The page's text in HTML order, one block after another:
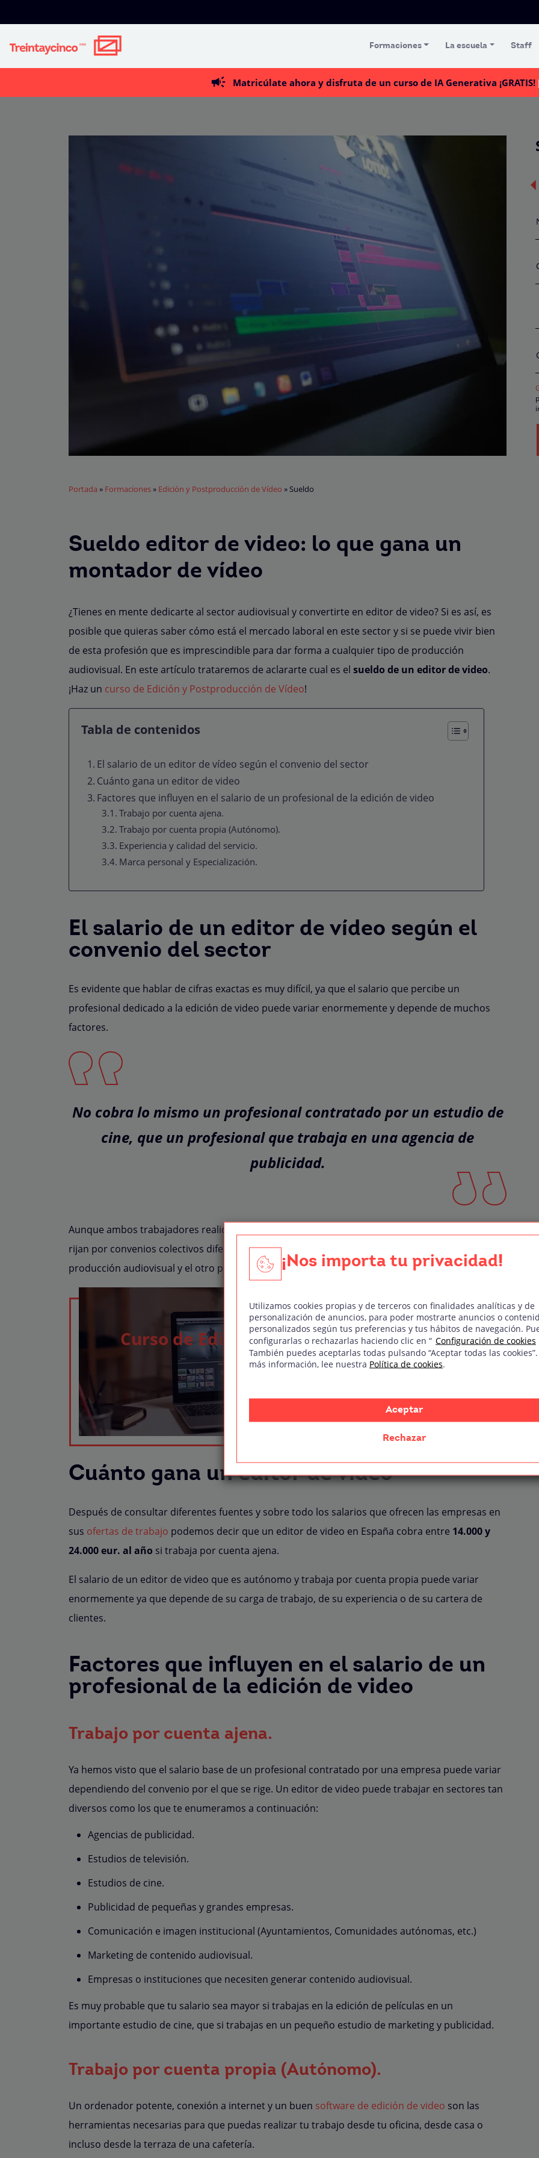
Formaciones La escuela Staff
Matricúlate ahora y disfruta de un curso de IA Generativa ¡GRATIS!
Portada » Formaciones» Edición y Postproducción de Vídeo »Sueldo
Sueldo editor de video: lo que gana un
montador de vídeo
¿Tienes en mente dedicarte al sector audiovisual y convertirte en editor de video? Si es así, es
posible que quieras saber cómo está el mercado laboral en este sector y si se puede vivir bien
de esta profesión que es imprescindible para dar forma a cualquier tipo de producción
audiovisual. En este artículo trataremos de aclararte cual es el sueldo de un editor de video.
¡Haz un curso de Edición y Postproducción de Vídeo!
Tabla de contenidos
El salario de un editor de vídeo según el convenio del sector
Cuánto gana un editor de video
Factores que influyen en el salario de un profesional de la edición de video
Trabajo por cuenta ajena.
Trabajo por cuenta propia (Autónomo).
Experiencia y calidad del servicio.
Marca personal y Especialización.
El salario de un editor de vídeo según el
convenio del sector
Es evidente que hablar de cifras exactas es muy difícil, ya que el salario que percibe un
profesional dedicado a la edición de video puede variar enormemente y depende de muchos
factores.
No cobra lo mismo un profesional contratado por un estudio de
cine, que un profesional que trabaja en una agencia de
publicidad.
Aunque ambos trabajadores realicen tareas similares lo más probable es que sus salarios se
rijan por convenios colectivos diferentes; uno por el Convenio colectivo de la industria de la
producción audiovisual y el otro por el Convenio colectivo del sector de empresas de publicidad.
Consigue el temario gratis del
Curso de Edición y Postproducción de Vídeo
Cuánto gana un editor de video
Después de consultar diferentes fuentes y sobre todo los salarios que ofrecen las empresas en
sus ofertas de trabajo podemos decir que un editor de video en España cobra entre 14.000 y
24.000 eur. al año si trabaja por cuenta ajena.
El salario de un editor de video que es autónomo y trabaja por cuenta propia puede variar
enormemente ya que depende de su carga de trabajo, de su experiencia o de su cartera de
clientes.
Factores que influyen en el salario de un
profesional de la edición de video
Trabajo por cuenta ajena.
Ya hemos visto que el salario base de un profesional contratado por una empresa puede variar
dependiendo del convenio por el que se rige. Un editor de video puede trabajar en sectores tan
diversos como los que te enumeramos a continuación:
Agencias de publicidad.
Estudios de televisión.
Estudios de cine.
Publicidad de pequeñas y grandes empresas.
Comunicación e imagen institucional (Ayuntamientos, Comunidades autónomas, etc.)
Marketing de contenido audiovisual.
Empresas o instituciones que necesiten generar contenido audiovisual.
Es muy probable que tu salario sea mayor si trabajas en la edición de películas en un
importante estudio de cine, que si trabajas en un pequeño estudio de marketing y publicidad.
Trabajo por cuenta propia (Autónomo).
Un ordenador potente, conexión a internet y un buen software de edición de video son las
herramientas necesarias para que puedas realizar tu trabajo desde tu oficina, desde casa o
incluso desde la terraza de una cafetería.
¡Nos importa tu privacidad!
Utilizamos cookies propias y de terceros con finalidades analíticas y de
personalización de anuncios, para poder mostrarte anuncios o
personalizados según tus preferencias y tus hábitos de navegación.
configurarlas o rechazarlas haciendo clic en “ Configuración de cookies
También puedes aceptarlas todas pulsando “Aceptar todas las
más información, lee nuestra Política de cookies.
Aceptar
Rechazar